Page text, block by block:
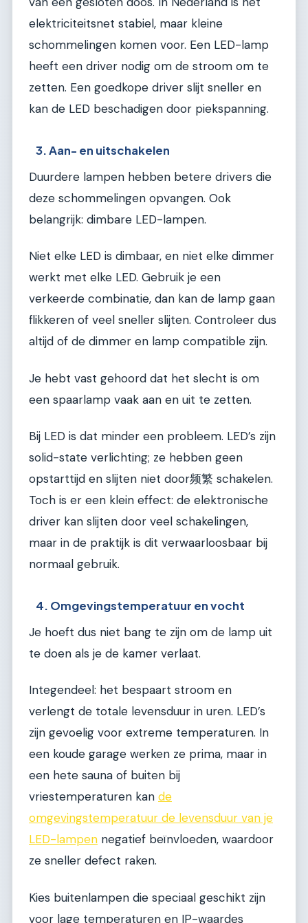
elektriciteitsnet stabiel, maar kleine
schommelingen komen voor. Een LED-lamp
heeft een driver nodig om de stroom om te
zetten. Een goedkope driver slijt sneller en
kan de LED beschadigen door piekspanning.
3. Aan- en uitschakelen
Duurdere lampen hebben betere drivers die
deze schommelingen opvangen. Ook
belangrijk: dimbare LED-lampen.
Niet elke LED is dimbaar, en niet elke dimmer
werkt met elke LED. Gebruik je een
verkeerde combinatie, dan kan de lamp gaan
flikkeren of veel sneller slijten. Controleer dus
altijd of de dimmer en lamp compatible zijn.
Je hebt vast gehoord dat het slecht is om
een spaarlamp vaak aan en uit te zetten.
Bij LED is dat minder een probleem. LED’s zijn
solid-state verlichting; ze hebben geen
opstarttijd en slijten niet door频繁 schakelen.
Toch is er een klein effect: de elektronische
driver kan slijten door veel schakelingen,
maar in de praktijk is dit verwaarloosbaar bij
normaal gebruik.
4. Omgevingstemperatuur en vocht
Je hoeft dus niet bang te zijn om de lamp uit
te doen als je de kamer verlaat.
Integendeel: het bespaart stroom en
verlengt de totale levensduur in uren. LED’s
zijn gevoelig voor extreme temperaturen. In
een koude garage werken ze prima, maar in
een hete sauna of buiten bij
vriestemperaturen kan de
omgevingstemperatuur de levensduur van je
LED-lampen negatief beïnvloeden, waardoor
ze sneller defect raken.
Kies buitenlampen die speciaal geschikt zijn
voor lage temperaturen en IP-waardes